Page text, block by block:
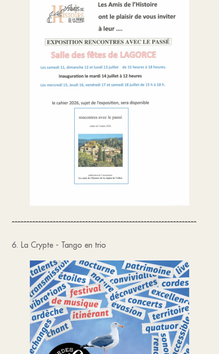
---------------------------------------------------------------
6. La Crypte - Tango en trio